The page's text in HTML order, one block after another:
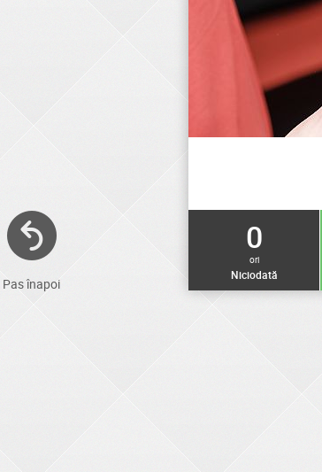
Pas înapoi
0
ori
Niciodată